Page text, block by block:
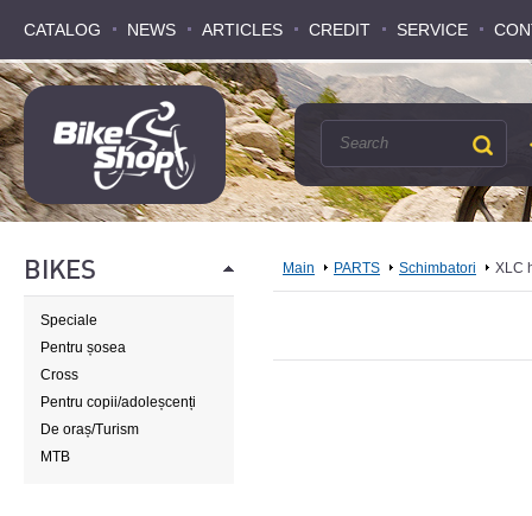
CATALOG NEWS ARTICLES CREDIT SERVICE
CATALOG NEWS ARTICLES CREDIT SERVICE
BIKES
Speciale
Pentru șosea
Cross
Pentru copii/adoleșcenți
De oraș/Turism
MTB
Main PARTS Schimbatori XLC